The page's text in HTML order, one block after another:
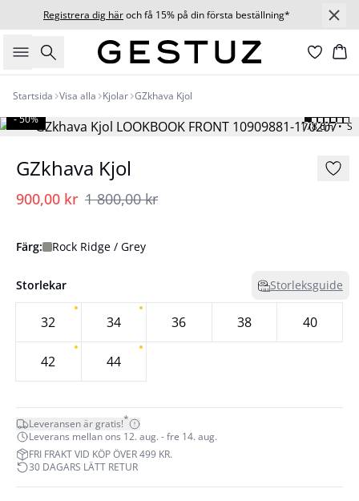
Registrera dig häroch få 15% på din första beställning*
Sök
Startsida Visa alla Kjolar GZkhava Kjol
178 cm • S
- 50%
GZkhava Kjol
900,00 kr 1 800,00 kr
Färg: Rock Ridge / Grey
Storlekar Storleksguide
32 34 36 38 40
42 44
Leveransen är gratis!*
Leverans mellan ons 12. aug. - fre 14. aug.
FRI FRAKT VID KÖP ÖVER 499 KR.
30 DAGARS LÄTT RETUR